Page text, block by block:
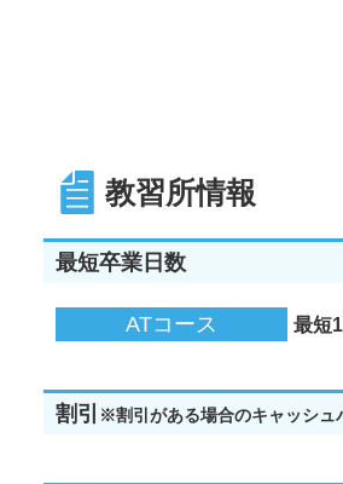
教習所情報
最短卒業日数
ATコース 最短
割引 ※割引がある場合のキャッシュ